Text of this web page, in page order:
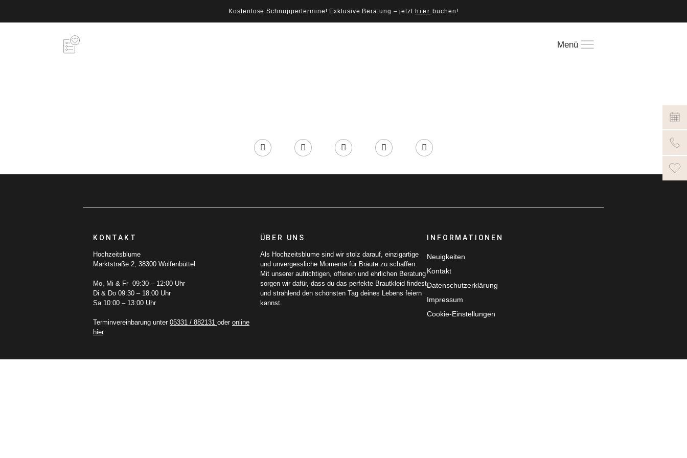
Kostenlose Schnuppertermine! Exklusive Beratung – jetzt hier buchen!
Menü
KONTAKT
Hochzeitsblume
Marktstraße 2, 38300 Wolfenbüttel
Mo, Mi & Fr 09:30 – 12:00 Uhr
Di & Do 09:30 – 18:00 Uhr
Sa 10:00 – 13:00 Uhr
Terminvereinbarung unter 05331 / 882131 oder online
hier.
ÜBER UNS
Als Hochzeitsblume sind wir stolz darauf, einzigartige
und unvergessliche Momente für Bräute zu schaffen.
Mit unserer aufrichtigen, offenen und ehrlichen Beratung
sorgen wir dafür, dass du das perfekte Brautkleid findest
und strahlend den schönsten Tag deines Lebens feiern
kannst.
INFORMATIONEN
Neuigkeiten
Kontakt
Datenschutzerklärung
Impressum
Cookie-Einstellungen